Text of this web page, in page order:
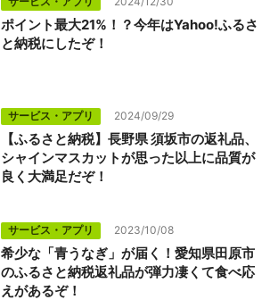
ポイント最大21%！？今年はYahoo!ふるさ
と納税にしたぞ！
サービス・アプリ 2024/09/29
【ふるさと納税】長野県 須坂市の返礼品、
シャインマスカットが思った以上に品質が
良く大満足だぞ！
サービス・アプリ 2023/10/08
希少な「青うなぎ」が届く！愛知県田原市
のふるさと納税返礼品が弾力凄くて食べ応
えがあるぞ！